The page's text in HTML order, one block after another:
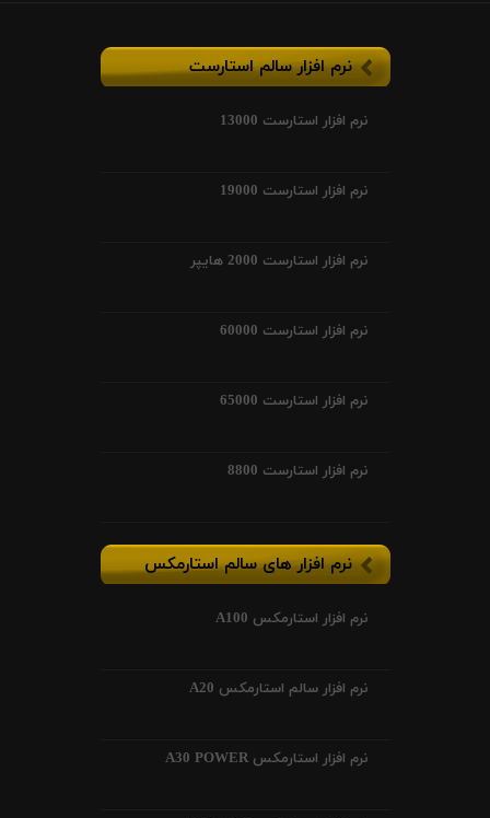
نرم افزار سالم استارست
نرم افزار استارست 13000
نرم افزار استارست 19000
نرم افزار استارست 2000 هایپر
نرم افزار استارست 60000
نرم افزار استارست 65000
نرم افزار استارست 8800
نرم افزار های سالم استارمکس
نرم افزار استارمکس A100
نرم افزار سالم استارمکس A20
نرم افزار استارمکس A30 POWER